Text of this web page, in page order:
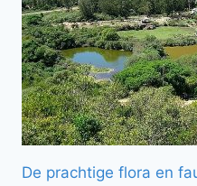
De prachtige flora en